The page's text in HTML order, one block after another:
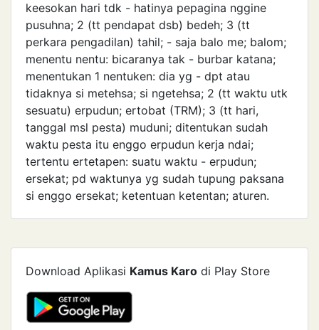
keesokan hari tdk - hatinya pepagina nggine
pusuhna; 2 (tt pendapat dsb) bedeh; 3 (tt
perkara pengadilan) tahil; - saja balo me; balom;
menentu nentu: bicaranya tak - burbar katana;
menentukan 1 nentuken: dia yg - dpt atau
tidaknya si metehsa; si ngetehsa; 2 (tt waktu utk
sesuatu) erpudun; ertobat (TRM); 3 (tt hari,
tanggal msl pesta) muduni; ditentukan sudah
waktu pesta itu enggo erpudun kerja ndai;
tertentu ertetapen: suatu waktu - erpudun;
ersekat; pd waktunya yg sudah tupung paksana
si enggo ersekat; ketentuan ketentan; aturen.
Download Aplikasi Kamus Karo di Play Store